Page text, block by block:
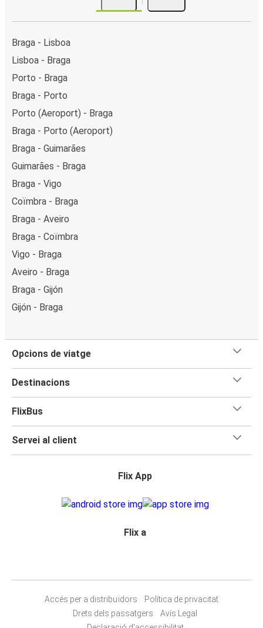
Braga - Lisboa
Lisboa - Braga
Porto - Braga
Braga - Porto
Porto (Aeroport) - Braga
Braga - Porto (Aeroport)
Braga - Guimarães
Guimarães - Braga
Braga - Vigo
Coïmbra - Braga
Braga - Aveiro
Braga - Coïmbra
Vigo - Braga
Aveiro - Braga
Braga - Gijón
Gijón - Braga
Opcions de viatge
Destinacions
FlixBus
Servei al client
Flix App
Flix a
Accés per a distribuïdors
Política de privacitat
Drets dels passatgers
Avís Legal